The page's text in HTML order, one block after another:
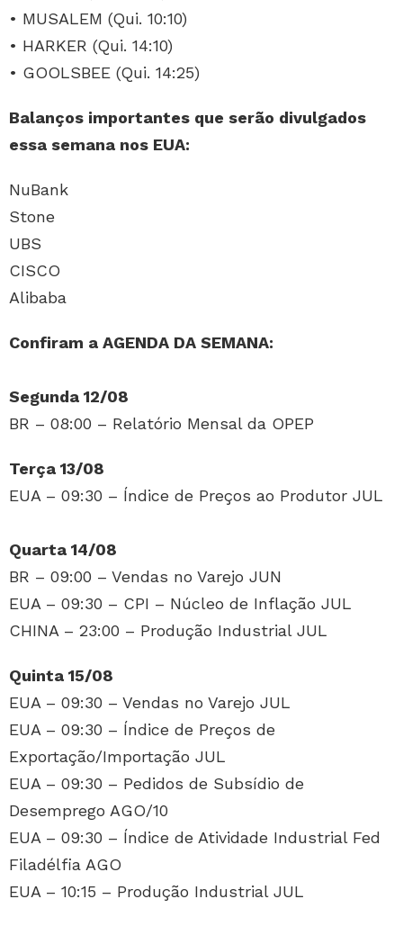
• MUSALEM (Qui. 10:10)
• HARKER (Qui. 14:10)
• GOOLSBEE (Qui. 14:25)
Balanços importantes que serão divulgados
essa semana nos EUA:
NuBank
Stone
UBS
CISCO
Alibaba
Confiram a AGENDA DA SEMANA:
Segunda 12/08
BR – 08:00 – Relatório Mensal da OPEP
Terça 13/08
EUA – 09:30 – Índice de Preços ao Produtor JUL
Quarta 14/08
BR – 09:00 – Vendas no Varejo JUN
EUA – 09:30 – CPI – Núcleo de Inflação JUL
CHINA – 23:00 – Produção Industrial JUL
Quinta 15/08
EUA – 09:30 – Vendas no Varejo JUL
EUA – 09:30 – Índice de Preços de
Exportação/Importação JUL
EUA – 09:30 – Pedidos de Subsídio de
Desemprego AGO/10
EUA – 09:30 – Índice de Atividade Industrial Fed
Filadélfia AGO
EUA – 10:15 – Produção Industrial JUL